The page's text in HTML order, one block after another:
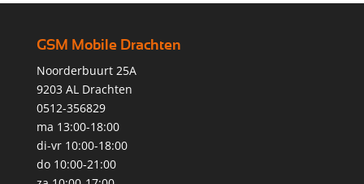
GSM Mobile Drachten
Noorderbuurt 25A
9203 AL Drachten
0512-356829
ma 13:00-18:00
di-vr 10:00-18:00
do 10:00-21:00